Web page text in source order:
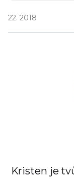
22. 2018
Kristen je